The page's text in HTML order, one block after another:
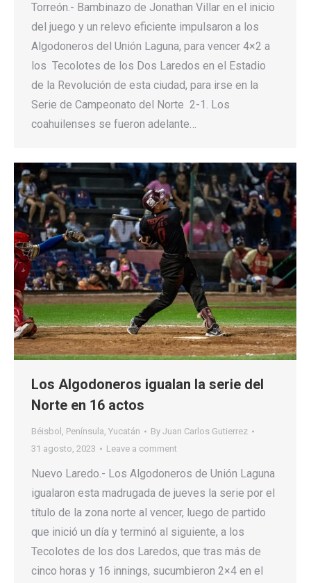
Torreón.- Bambinazo de Jonathan Villar en el inicio
del juego y un relevo eficiente impulsaron a los
Algodoneros del Unión Laguna, para vencer 4×2 a
los Tecolotes de los Dos Laredos en el Estadio
de la Revolución de esta ciudad, para irse en la
Serie de Campeonato del Norte 2-1. Los
coahuilenses se fueron adelante…
Los Algodoneros igualan la serie del
Norte en 16 actos
Béisbol , Península, Yucatán By Juan Carlos Gutierrez
31 agosto, 2023
Leave a comment
Nuevo Laredo.- Los Algodoneros de Unión Laguna
igualaron esta madrugada de jueves la serie por el
título de la zona norte al vencer, luego de partido
que inició un día y terminó al siguiente, a los
Tecolotes de los dos Laredos, que tras más de
cinco horas y 16 innings, sucumbieron 2×4 en el